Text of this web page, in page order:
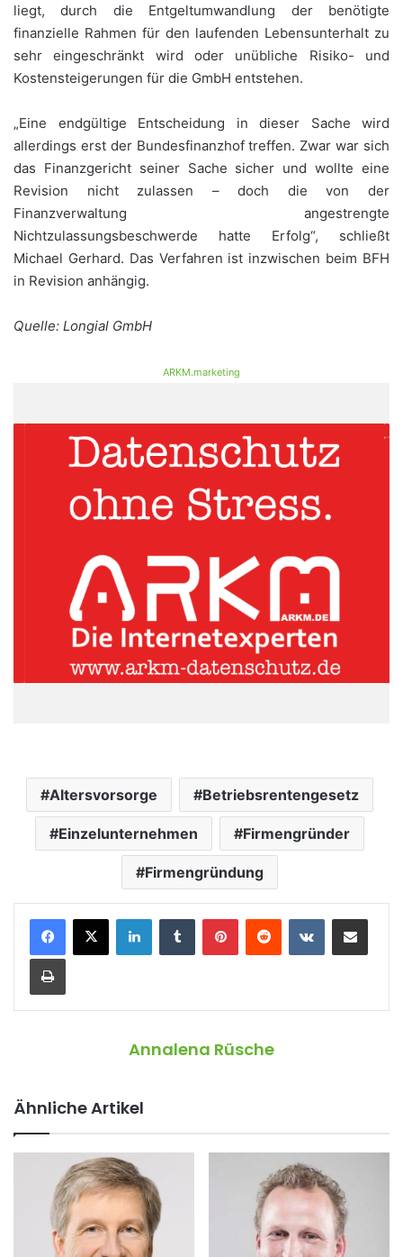
liegt, durch die Entgeltumwandlung der benötigte
finanzielle Rahmen für den laufenden Lebensunterhalt zu
sehr eingeschränkt wird oder unübliche Risiko- und
Kostensteigerungen für die GmbH entstehen.
„Eine endgültige Entscheidung in dieser Sache wird
allerdings erst der Bundesfinanzhof treffen. Zwar war sich
das Finanzgericht seiner Sache sicher und wollte eine
Revision nicht zulassen – doch die von der
Finanzverwaltung angestrengte
Nichtzulassungsbeschwerde hatte Erfolg“, schließt
Michael Gerhard. Das Verfahren ist inzwischen beim BFH
in Revision anhängig.
Quelle: Longial GmbH
ARKM.marketing
Altersvorsorge Betriebsrentengesetz
Einzelunternehmen Firmengründer
Firmengründung
Annalena Rüsche
Ähnliche Artikel